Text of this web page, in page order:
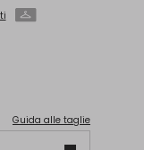
Guida alle taglie